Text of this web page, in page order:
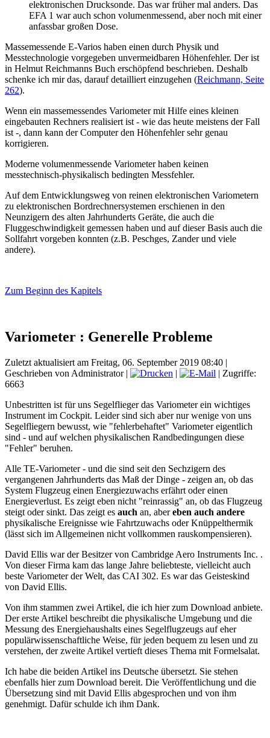
elektronischen Drucksonde. Das war früher mal anders. Das
EFA 1 war auch schon volumenmessend, aber noch mit einer
anfassbar großen Dose.
Massemessende E-Varios haben einen durch Physik und
Messtechnologie vorgegeben unvermeidbaren Höhenfehler. Der ist
in Helmut Reichmanns Buch erschöpfend beschrieben. Deshalb
schenke ich mir das, darauf detailliert einzugehen (Reichmann, Seite
262).
Wenn ein massemessendes Variometer mit Hilfe eines kleinen
eingebauten Rechners realisiert ist - wie das heute meistens der Fall
ist -, dann kann der Computer den Höhenfehler sehr genau
korrigieren.
Moderne volumenmessende Variometer haben keinen
messtechnisch-physikalisch bedingten Messfehler.
Auf dem Entwicklungsweg von reinen elektronischen Variometern
zu elektronischen Bordrechnersystemen erschienen in den
Neunzigern des alten Jahrhunderts Geräte, die auch die
Fluggeschwindigkeit gemessen haben und auf dieser Basis auch die
Sollfahrt vorgeben konnten (z.B. Peschges, Zander und viele
andere).
Zum Beginn des Kapitels
Variometer : Generelle Probleme
Zuletzt aktualisiert am Freitag, 06. September 2019 08:40 |
Geschrieben von Administrator| |
| Zugriffe:
6663
Unbestritten ist für uns Segelflieger das Variometer ein wichtiges
Instrument im Cockpit. Leider sind sich aber nur wenige von uns
Segelfliegern bewusst, wie "fehlerbehaftet" Variometer eigentlich
sind - und auf welchen physikalischen Randbedingungen diese
"Fehler" beruhen.
Alle TE-Variometer - und die sind seit den Sechzigern des
vergangenen Jahrhunderts das Maß der Dinge - zeigen an, ob das
System Flugzeug einen Energiezuwachs erfährt oder einen
Energieverlust. Es zeigt eben nicht "reinrassig" an, ob das Flugzeug
steigt oder sinkt. Das zeigt es auch an, abereben auch andere
physikalische Ereignisse wie Fahrtzuwachs oder Knüppelthermik
(lässt sich im Allgemeinen nicht vollkommen rauskompensieren).
David Ellis war der Besitzer von Cambridge Aero Instruments Inc. .
Von dieser Firma kam das lange Jahre beliebteste, vielleicht auch
beste Variometer der Welt, das CAI 302. Es war das Geisteskind
von David Ellis.
Von ihm stammen zwei Artikel, die ich hier zum Download anbiete.
Der erste Artikel beschreibt die physikalische Umgebung und die
Messung des Energiehaushalts eines Segelflugzeugs auf eher
populärwissenschaftliche Weise, für jeden bequem zu lesen und zu
verstehen, der zweite Artikel vertieft dieses Thema mit Formelsalat.
Ich habe die beiden Artikel ins Deutsche übersetzt. Sie stehen
ebenfalls hier zum Download bereit. Die Veröffentlichung und die
Übersetzung sind mit David Ellis abgesprochen und von ihm
genehmigt. Dafür schulde ich ihm Dank.